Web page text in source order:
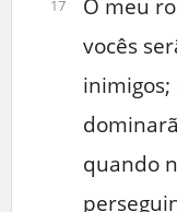
17
O meu
vocês
inimigos;
quando